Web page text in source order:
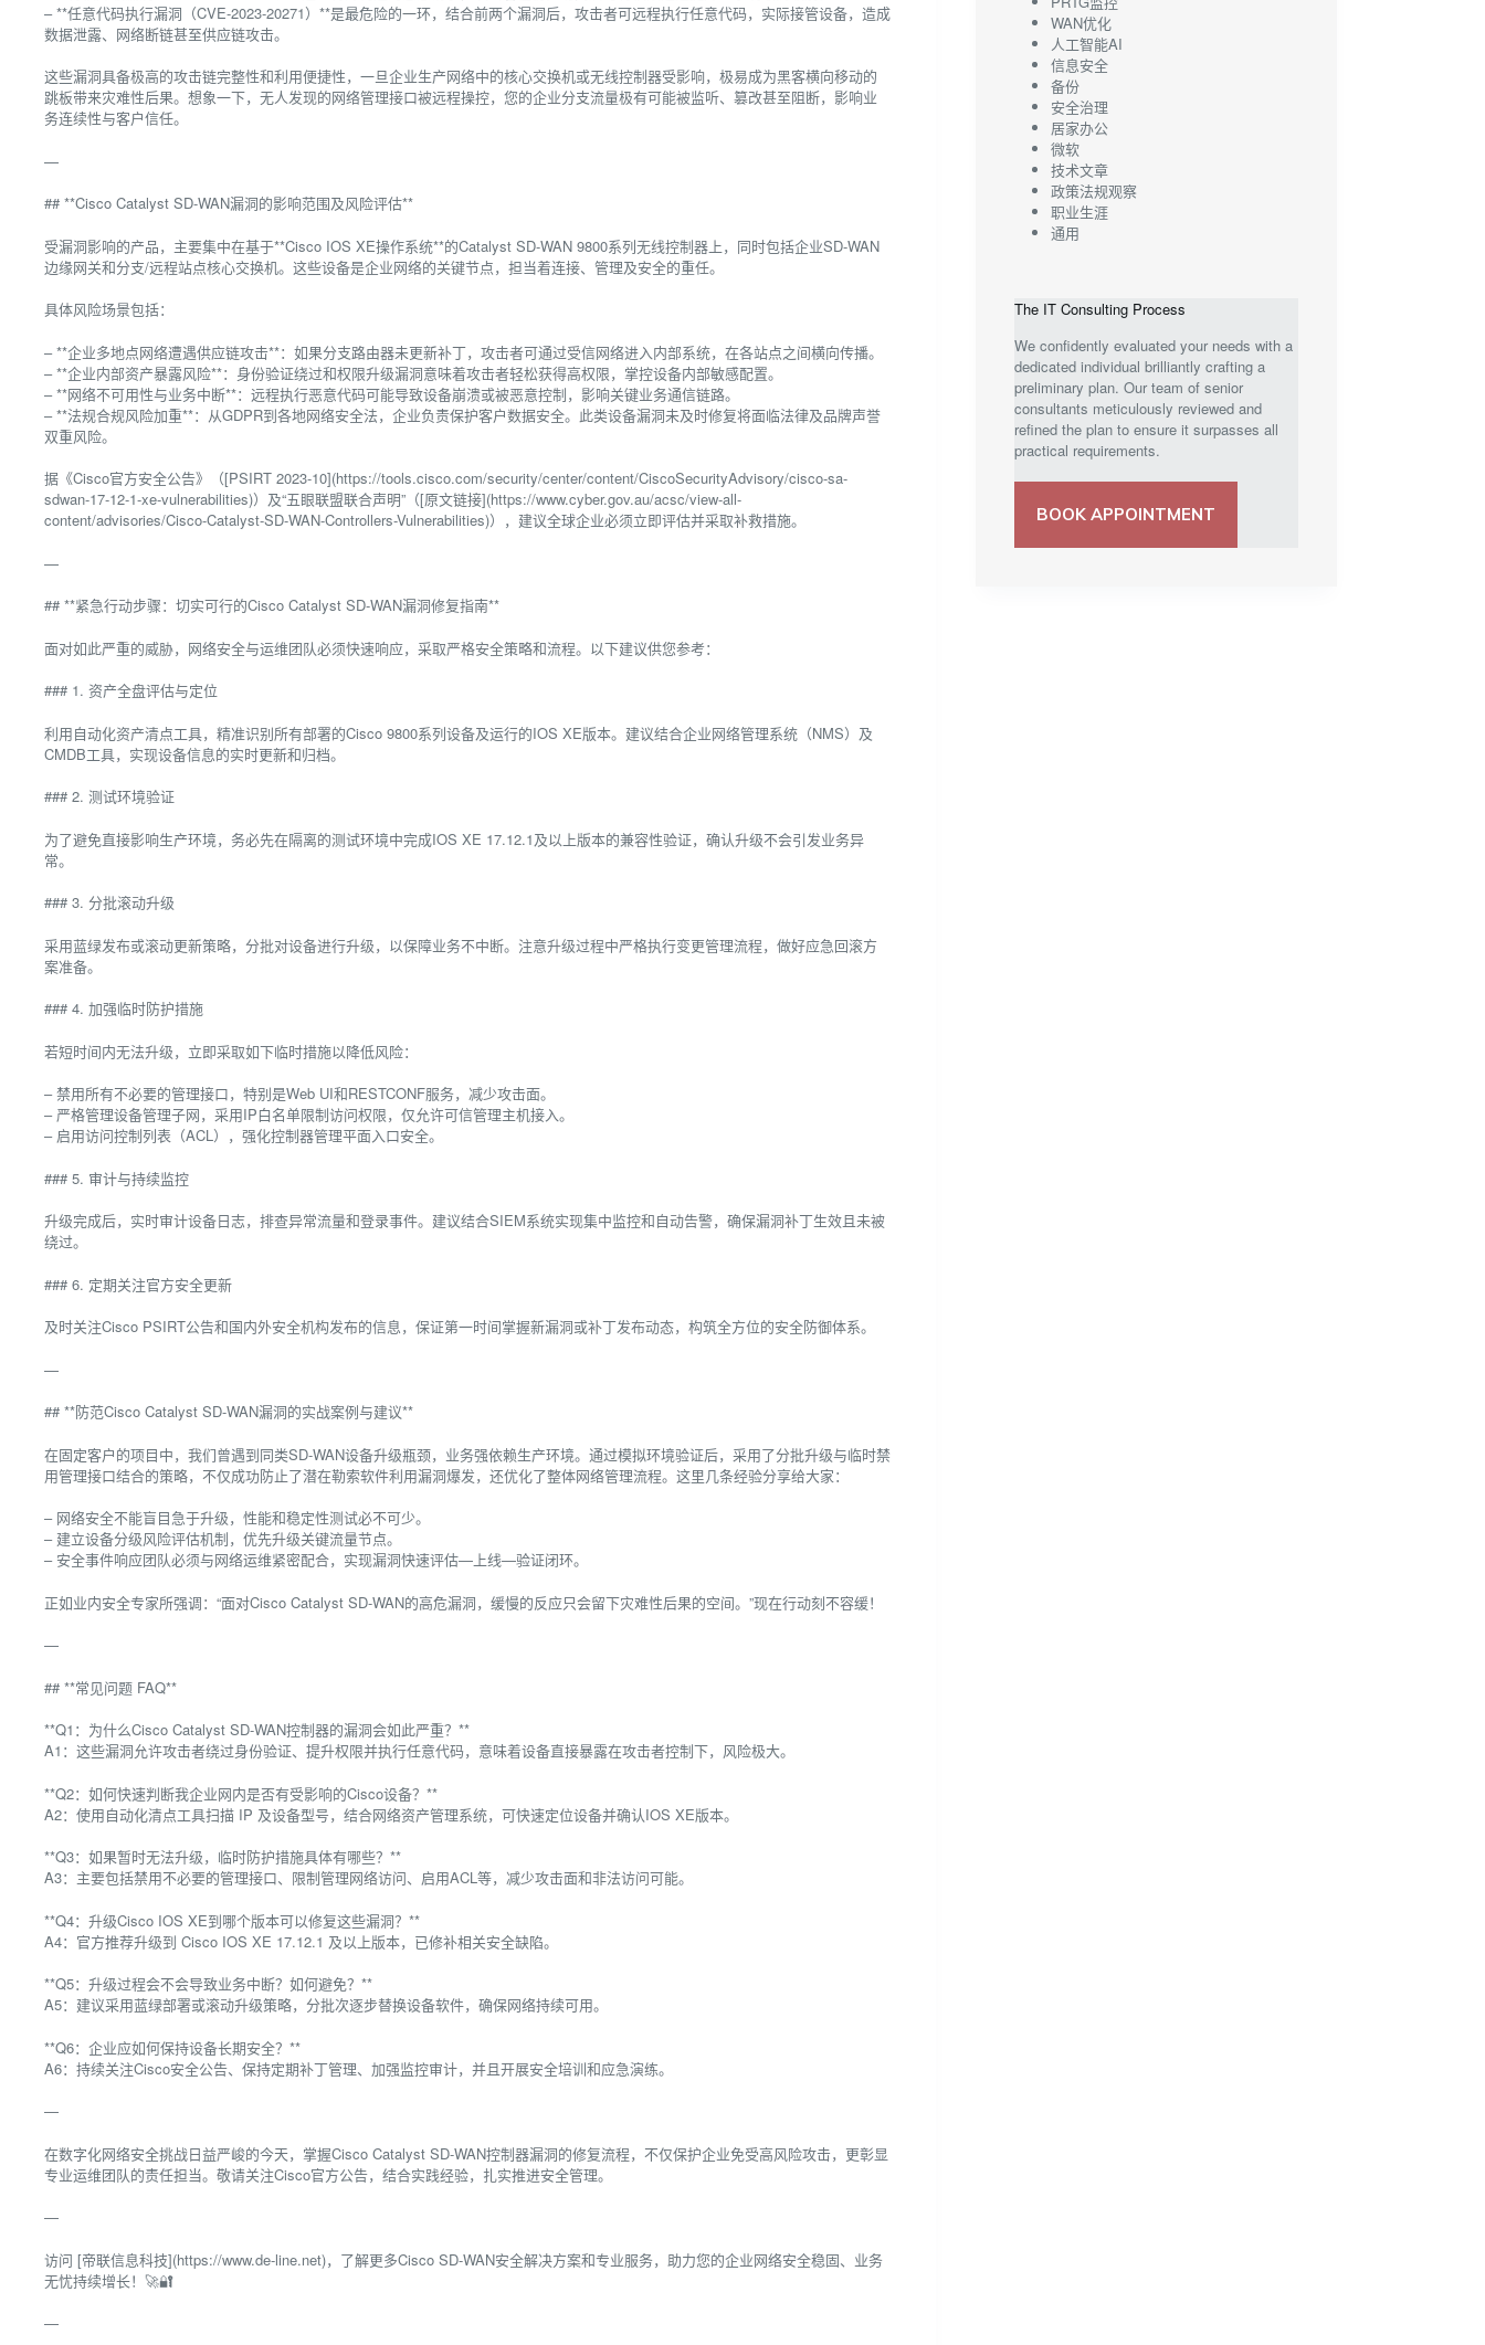
– **任意代码执行漏洞（CVE-2023-20271）**是最危险的一环，结合前两个漏洞后，攻击者可远程执行任意代码，实际接管设备，造成
数据泄露、网络断链甚至供应链攻击。
这些漏洞具备极高的攻击链完整性和利用便捷性，一旦企业生产网络中的核心交换机或无线控制器受影响，极易成为黑客横向移动的
跳板带来灾难性后果。想象一下，无人发现的网络管理接口被远程操控，您的企业分支流量极有可能被监听、篡改甚至阻断，影响业
务连续性与客户信任。
—
## **Cisco Catalyst SD-WAN漏洞的影响范围及风险评估**
受漏洞影响的产品，主要集中在基于**Cisco IOS XE操作系统**的Catalyst SD-WAN 9800系列无线控制器上，同时包括企业SD-WAN
边缘网关和分支/远程站点核心交换机。这些设备是企业网络的关键节点，担当着连接、管理及安全的重任。
具体风险场景包括：
– **企业多地点网络遭遇供应链攻击**：如果分支路由器未更新补丁，攻击者可通过受信网络进入内部系统，在各站点之间横向传播。
– **企业内部资产暴露风险**：身份验证绕过和权限升级漏洞意味着攻击者轻松获得高权限，掌控设备内部敏感配置。
– **网络不可用性与业务中断**：远程执行恶意代码可能导致设备崩溃或被恶意控制，影响关键业务通信链路。
– **法规合规风险加重**：从GDPR到各地网络安全法，企业负责保护客户数据安全。此类设备漏洞未及时修复将面临法律及品牌声誉
双重风险。
据《Cisco官方安全公告》（[PSIRT 2023-10](https://tools.cisco.com/security/center/content/CiscoSecurityAdvisory/cisco-sa-
sdwan-17-12-1-xe-vulnerabilities)）及“五眼联盟联合声明”（[原文链接](https://www.cyber.gov.au/acsc/view-all-
content/advisories/Cisco-Catalyst-SD-WAN-Controllers-Vulnerabilities)），建议全球企业必须立即评估并采取补救措施。
—
## **紧急行动步骤：切实可行的Cisco Catalyst SD-WAN漏洞修复指南**
面对如此严重的威胁，网络安全与运维团队必须快速响应，采取严格安全策略和流程。以下建议供您参考：
### 1. 资产全盘评估与定位
利用自动化资产清点工具，精准识别所有部署的Cisco 9800系列设备及运行的IOS XE版本。建议结合企业网络管理系统（NMS）及
CMDB工具，实现设备信息的实时更新和归档。
### 2. 测试环境验证
为了避免直接影响生产环境，务必先在隔离的测试环境中完成IOS XE 17.12.1及以上版本的兼容性验证，确认升级不会引发业务异
常。
### 3. 分批滚动升级
采用蓝绿发布或滚动更新策略，分批对设备进行升级，以保障业务不中断。注意升级过程中严格执行变更管理流程，做好应急回滚方
案准备。
### 4. 加强临时防护措施
若短时间内无法升级，立即采取如下临时措施以降低风险：
– 禁用所有不必要的管理接口，特别是Web UI和RESTCONF服务，减少攻击面。
– 严格管理设备管理子网，采用IP白名单限制访问权限，仅允许可信管理主机接入。
– 启用访问控制列表（ACL），强化控制器管理平面入口安全。
### 5. 审计与持续监控
升级完成后，实时审计设备日志，排查异常流量和登录事件。建议结合SIEM系统实现集中监控和自动告警，确保漏洞补丁生效且未被
绕过。
### 6. 定期关注官方安全更新
及时关注Cisco PSIRT公告和国内外安全机构发布的信息，保证第一时间掌握新漏洞或补丁发布动态，构筑全方位的安全防御体系。
—
## **防范Cisco Catalyst SD-WAN漏洞的实战案例与建议**
在固定客户的项目中，我们曾遇到同类SD-WAN设备升级瓶颈，业务强依赖生产环境。通过模拟环境验证后，采用了分批升级与临时禁
用管理接口结合的策略，不仅成功防止了潜在勒索软件利用漏洞爆发，还优化了整体网络管理流程。这里几条经验分享给大家：
– 网络安全不能盲目急于升级，性能和稳定性测试必不可少。
– 建立设备分级风险评估机制，优先升级关键流量节点。
– 安全事件响应团队必须与网络运维紧密配合，实现漏洞快速评估—上线—验证闭环。
正如业内安全专家所强调：“面对Cisco Catalyst SD-WAN的高危漏洞，缓慢的反应只会留下灾难性后果的空间。”现在行动刻不容缓！
—
## **常见问题 FAQ**
**Q1：为什么Cisco Catalyst SD-WAN控制器的漏洞会如此严重？**
A1：这些漏洞允许攻击者绕过身份验证、提升权限并执行任意代码，意味着设备直接暴露在攻击者控制下，风险极大。
**Q2：如何快速判断我企业网内是否有受影响的Cisco设备？**
A2：使用自动化清点工具扫描 IP 及设备型号，结合网络资产管理系统，可快速定位设备并确认IOS XE版本。
**Q3：如果暂时无法升级，临时防护措施具体有哪些？**
A3：主要包括禁用不必要的管理接口、限制管理网络访问、启用ACL等，减少攻击面和非法访问可能。
**Q4：升级Cisco IOS XE到哪个版本可以修复这些漏洞？**
A4：官方推荐升级到 Cisco IOS XE 17.12.1 及以上版本，已修补相关安全缺陷。
**Q5：升级过程会不会导致业务中断？如何避免？**
A5：建议采用蓝绿部署或滚动升级策略，分批次逐步替换设备软件，确保网络持续可用。
**Q6：企业应如何保持设备长期安全？**
A6：持续关注Cisco安全公告、保持定期补丁管理、加强监控审计，并且开展安全培训和应急演练。
—
在数字化网络安全挑战日益严峻的今天，掌握Cisco Catalyst SD-WAN控制器漏洞的修复流程，不仅保护企业免受高风险攻击，更彰显
专业运维团队的责任担当。敬请关注Cisco官方公告，结合实践经验，扎实推进安全管理。
—
访问 [帝联信息科技](https://www.de-line.net)，了解更多Cisco SD-WAN安全解决方案和专业服务，助力您的企业网络安全稳固、业务
无忧持续增长！🚀🔐
—
WAN优化
人工智能AI
信息安全
备份
安全治理
居家办公
微软
技术文章
政策法规观察
职业生涯
通用
The IT Consulting Process
We confidently evaluated your needs with a
dedicated individual brilliantly crafting a
preliminary plan. Our team of senior
consultants meticulously reviewed and
refined the plan to ensure it surpasses all
practical requirements.
BOOK APPOINTMENT